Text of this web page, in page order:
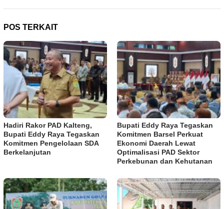
POS TERKAIT
Hadiri Rakor PAD Kalteng,
Bupati Eddy Raya Tegaskan
Komitmen Pengelolaan SDA
Berkelanjutan
Bupati Eddy Raya Tegaskan
Komitmen Barsel Perkuat
Ekonomi Daerah Lewat
Optimalisasi PAD Sektor
Perkebunan dan Kehutanan